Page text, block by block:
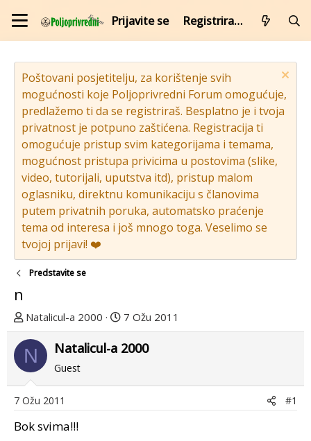
Prijavite se Registrirajte se
Poštovani posjetitelju, za korištenje svih
mogućnosti koje Poljoprivredni Forum omogućuje,
predlažemo ti da se registriraš. Besplatno je i tvoja
privatnost je potpuno zaštićena. Registracija ti
omogućuje pristup svim kategorijama i temama,
mogućnost pristupa privicima u postovima (slike,
video, tutorijali, uputstva itd), pristup malom
oglasniku, direktnu komunikaciju s članovima
putem privatnih poruka, automatsko praćenje
tema od interesa i još mnogo toga. Veselimo se
tvojoj prijavi! ❤️
Predstavite se
n
T
e
m
u
p
k
r
Natalicul-a 2000
D
a
t
r
7 Ožu 2011
N Natalicul-a 2000
Guest
7 Ožu 2011 #1
Bok svima!!!